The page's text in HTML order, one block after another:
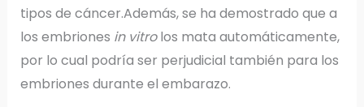
tipos de cáncer.Además, se ha demostrado que a
los embriones in vitrolos mata automáticamente,
por lo cual podría ser perjudicial también para los
embriones durante el embarazo.